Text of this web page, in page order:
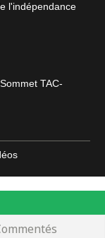
l'indépendance
TAC-